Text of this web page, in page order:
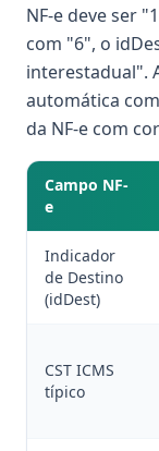
NF-e deve ser
com "6", o
interestadual".
automática
da NF-e com
Campo NF-
e
Indicador
de Destino
(idDest)
CST ICMS
típico